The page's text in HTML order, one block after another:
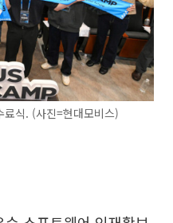
식. (사진=현대모비스)